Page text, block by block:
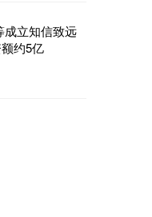
成立知信致远
约5亿